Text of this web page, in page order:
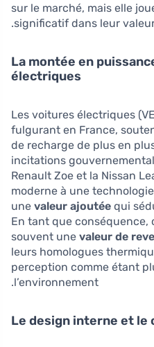
sur le marché, mais elle
significatif dans leur
1. La montée en
électriques
Les voitures électriques
fulgurant en France,
de recharge de plus en
incitations
Renault Zoe et la Nissan
moderne à une
une valeur ajoutée qui
En tant que
souvent une valeur de
leurs homologues
perception comme étant
l’environnement.